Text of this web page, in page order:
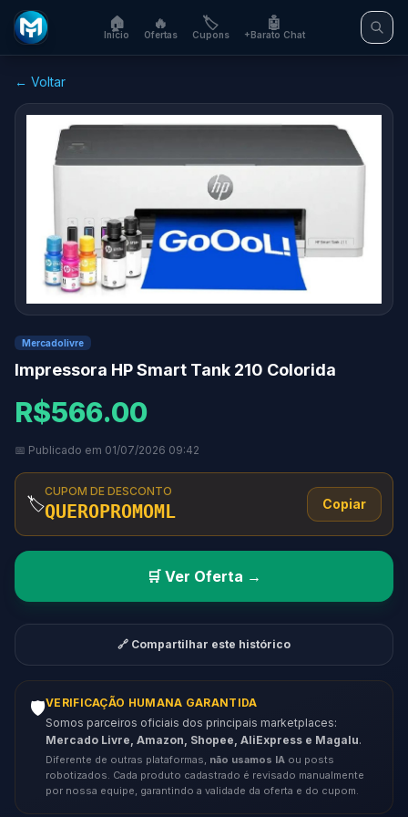
🏠
Início
🔥
Ofertas
🏷️
Cupons
🤖
+Barato Chat
← Voltar
Mercadolivre
Impressora HP Smart Tank 210 Colorida
R$566.00
📅 Publicado em 01/07/2026 09:42
🏷️
CUPOM DE DESCONTO
QUEROPROMOML Copiar
🛒 Ver Oferta →
🔗 Compartilhar este histórico
🛡️VERIFICAÇÃO HUMANA GARANTIDA
Somos parceiros oficiais dos principais marketplaces:
Mercado Livre, Amazon, Shopee, AliExpress e Magalu.
Diferente de outras plataformas, não usamos IA ou posts
robotizados. Cada produto cadastrado é revisado manualmente
por nossa equipe, garantindo a validade da oferta e do cupom.